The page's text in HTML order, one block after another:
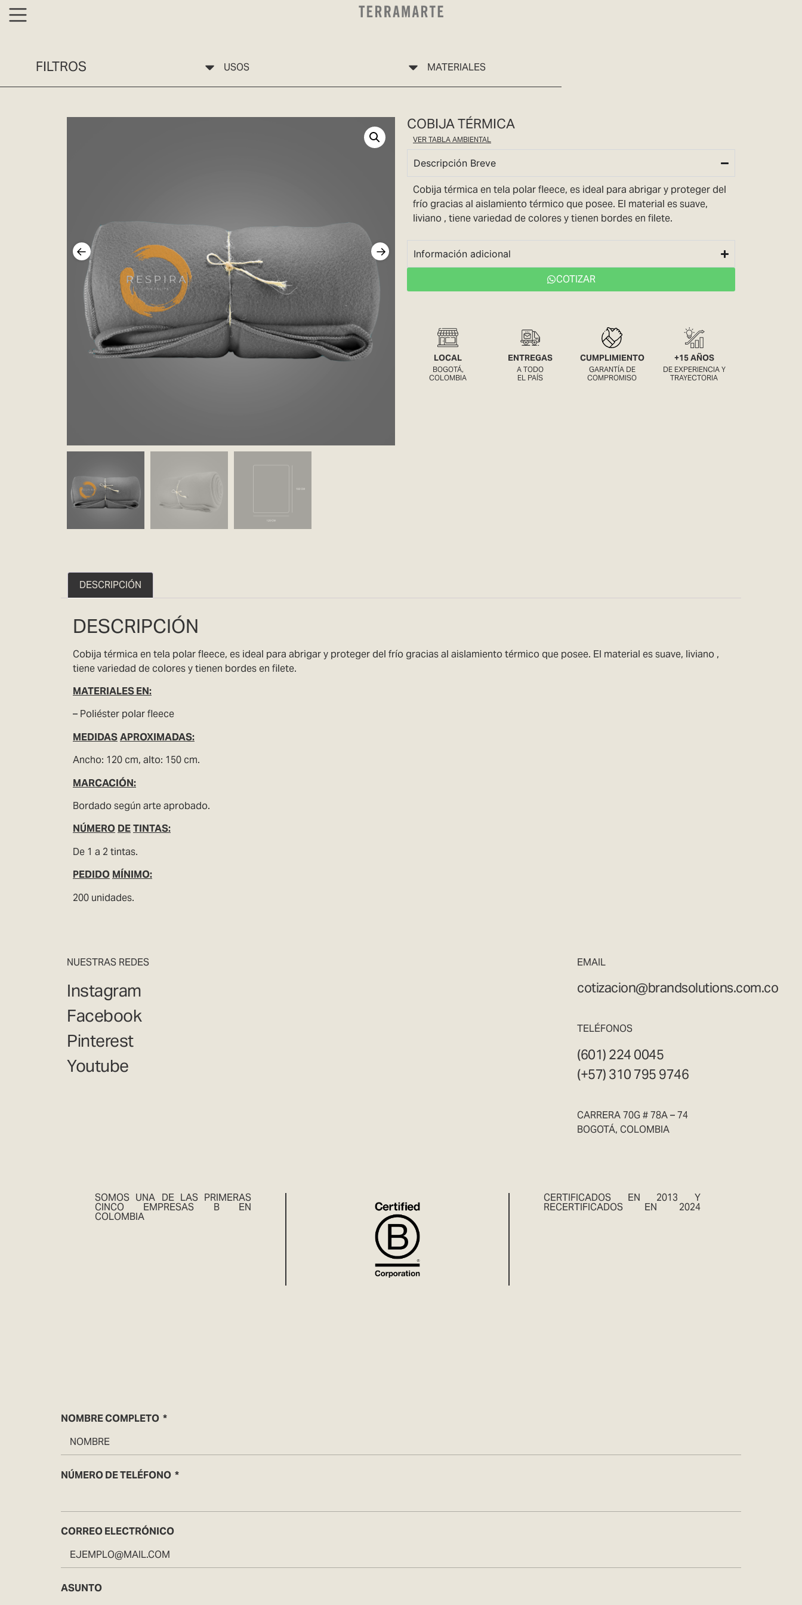
FILTROS USOS MATERIALES
COBIJA TÉRMICA
VER TABLA AMBIENTAL
Descripción Breve
Cobija térmica en tela polar fleece, es ideal para abrigar y proteger del
frío gracias al aislamiento térmico que posee. El material es suave,
liviano , tiene variedad de colores y tienen bordes en filete.
Información adicional
COTIZAR
LOCAL
BOGOTÁ,
COLOMBIA
ENTREGAS
A TODO
EL PAÍS
CUMPLIMIENTO
GARANTÍA DE
COMPROMISO
+15 AÑOS
DE EXPERIENCIA Y
TRAYECTORIA
DESCRIPCIÓN
DESCRIPCIÓN
Cobija térmica en tela polar fleece, es ideal para abrigar y proteger del frío gracias al aislamiento térmico que posee. El material es suave, liviano ,
tiene variedad de colores y tienen bordes en filete.
MATERIALES EN:
– Poliéster polar fleece
MEDIDASAPROXIMADAS:
Ancho: 120 cm, alto: 150 cm.
MARCACIÓN:
Bordado según arte aprobado.
NÚMERO DETINTAS:
De 1 a 2 tintas.
PEDIDO MÍNIMO:
200 unidades.
NUESTRAS REDES
Instagram
Facebook
Pinterest
Youtube
EMAIL
cotizacion@brandsolutions.com.co
TELÉFONOS
(601) 224 0045
(+57) 310 795 9746
CARRERA 70G # 78A – 74
BOGOTÁ, COLOMBIA
SOMOS UNA DE LAS PRIMERAS
CINCO EMPRESAS B EN
COLOMBIA
CERTIFICADOS EN 2013 Y
RECERTIFICADOS EN 2024
NOMBRE COMPLETO
NÚMERO DE TELÉFONO
CORREO ELECTRÓNICO
ASUNTO